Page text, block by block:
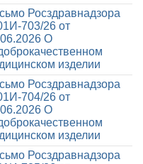
Росздравнадзора
703/26 от
О
изделии
Росздравнадзора
704/26 от
О
изделии
Росздравнадзора